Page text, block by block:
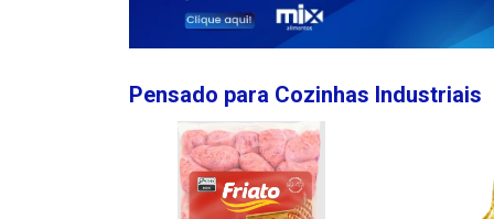
Pensado para Cozinhas Industriais